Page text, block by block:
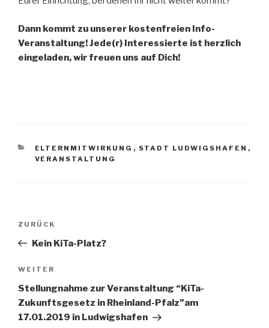
Dann kommt zu unserer kostenfreien Info-
Veranstaltung! Jede(r) Interessierte ist herzlich
eingeladen, wir freuen uns auf Dich!
KATEGORIEN
ELTERNMITWIRKUNG , STADT LUDWIGSHAFEN ,
VERANSTALTUNG
Beitragsnavigation
Vorheriger
Beitrag
ZURÜCK
Kein KiTa-Platz?
Nächster
Beitrag
WEITER
Stellungnahme zur Veranstaltung “KiTa-
Zukunftsgesetz in Rheinland-Pfalz”am
17.01.2019 in Ludwigshafen